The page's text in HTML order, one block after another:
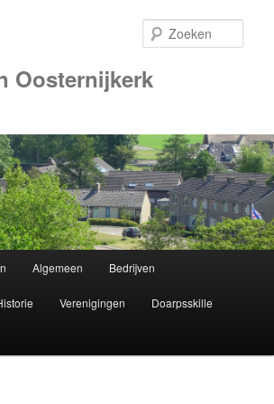
Oosternijkerk
Algemeen Bedrijven
Verenigingen Doarpsskille